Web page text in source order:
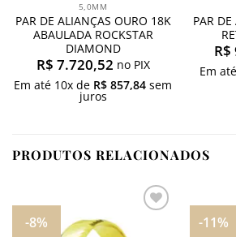
5,0MM
PAR DE ALIANÇAS OURO 18K
ABAULADA ROCKSTAR
DIAMOND
R$ 7.720,52 no PIX
Em até 10x de R$ 857,84 sem
juros
PAR
R$
Em até
PRODUTOS RELACIONADOS
-8% -11%